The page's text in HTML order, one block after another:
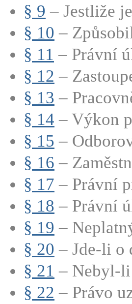
§ 9 – Jestliže
§ 10 –
§ 11 – Právní
§ 12 –
§ 13 –
§ 14 – Výkon
§ 15 –
§ 16 –
§ 17 – Právní
§ 18 – Právní
§ 19 –
§ 20 – Jde-li o
§ 21 – Nebyl-
§ 22 – Právo